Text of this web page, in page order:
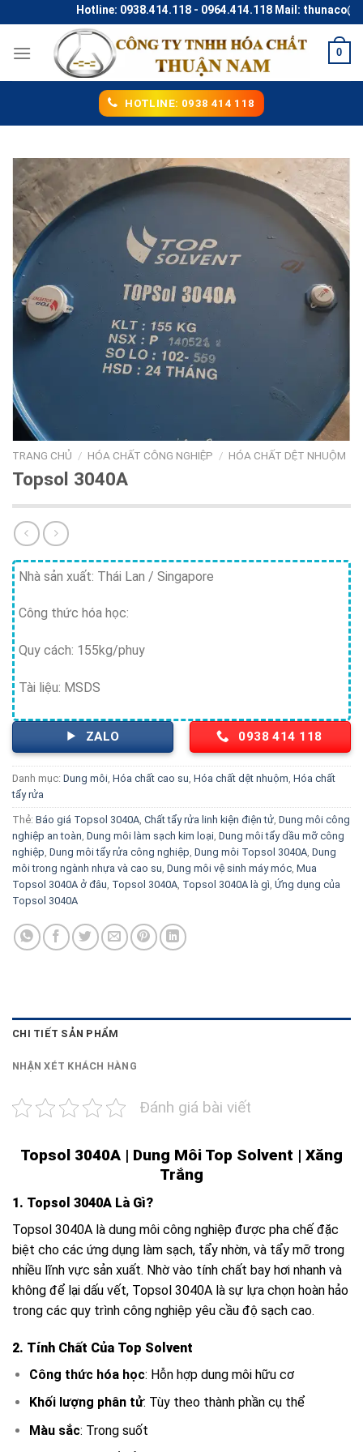
to
content
Hotline: 0938.414.118 - 0964.414.118 Mail:
0
HOTLINE: 0938 414 118
TRANG CHỦ / HÓA CHẤT CÔNG NGHIỆP / HÓA CHẤT DỆT NHUỘM
Topsol 3040A
Nhà sản xuất: Thái Lan / Singapore
Công thức hóa học:
Quy cách: 155kg/phuy
Tài liệu: MSDS
ZALO 0938 414 118
Danh mục: Dung môi, Hóa chất cao su, Hóa chất dệt nhuộm, Hóa chất
tẩy rửa
Thẻ: Báo giá Topsol 3040A, Chất tẩy rửa linh kiện điện tử, Dung môi công
nghiệp an toàn, Dung môi làm sạch kim loại, Dung môi tẩy dầu mỡ công
nghiệp, Dung môi tẩy rửa công nghiệp, Dung môi Topsol 3040A, Dung
môi trong ngành nhựa và cao su, Dung môi vệ sinh máy móc, Mua
Topsol 3040A ở đâu, Topsol 3040A, Topsol 3040A là gì, Ứng dụng của
Topsol 3040A
CHI TIẾT SẢN PHẨM
NHẬN XÉT KHÁCH HÀNG
Đánh giá bài viết
Topsol 3040A | Dung Môi Top Solvent | Xăng
Trắng
1. Topsol 3040A Là Gì?
Topsol 3040A là dung môi công nghiệp được pha chế đặc
biệt cho các ứng dụng làm sạch, tẩy nhờn, và tẩy mỡ trong
nhiều lĩnh vực sản xuất. Nhờ vào tính chất bay hơi nhanh và
không để lại dấu vết, Topsol 3040A là sự lựa chọn hoàn hảo
trong các quy trình công nghiệp yêu cầu độ sạch cao.
2. Tính Chất Của Top Solvent
Công thức hóa học: Hỗn hợp dung môi hữu cơ
Khối lượng phân tử: Tùy theo thành phần cụ thể
Màu sắc: Trong suốt